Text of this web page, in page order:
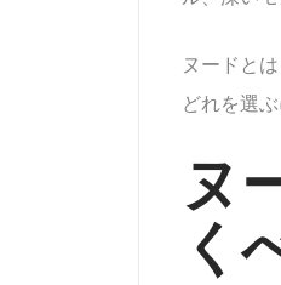
ヌードと
どれを選
ヌ
く